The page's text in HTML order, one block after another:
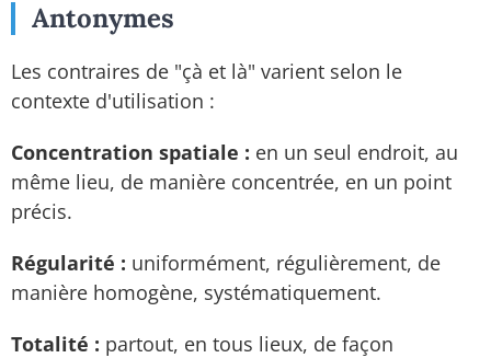
Antonymes
Les contraires de "çà et là" varient selon le
contexte d'utilisation :
Concentration spatiale : en un seul endroit, au
même lieu, de manière concentrée, en un point
précis.
Régularité : uniformément, régulièrement, de
manière homogène, systématiquement.
Totalité : partout, en tous lieux, de façon